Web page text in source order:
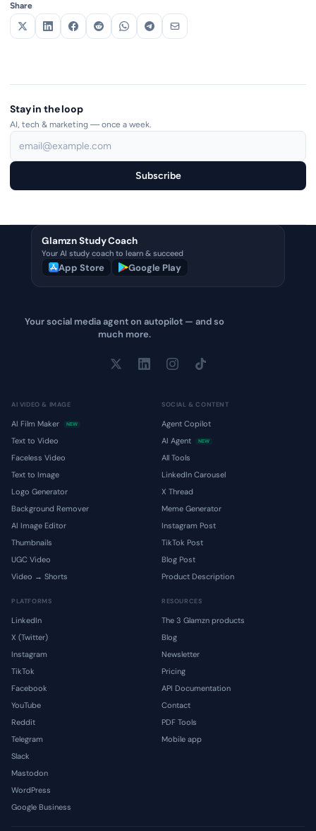
Share
Stay in the loop
AI, tech & marketing — once a week.
Subscribe
Glamzn Study Coach
Your AI study coach to learn & succeed
App Store Google Play
Your social media agent on autopilot — and so
much more.
AI VIDEO & IMAGE
AI Film Maker NEW
Text to Video
Faceless Video
Text to Image
Logo Generator
Background Remover
AI Image Editor
Thumbnails
UGC Video
Video → Shorts
SOCIAL & CONTENT
Agent Copilot
AI Agent
NEW
All Tools
LinkedIn Carousel
X Thread
Meme Generator
Instagram Post
TikTok Post
Blog Post
Product Description
PLATFORMS
LinkedIn
X (Twitter)
Instagram
TikTok
Facebook
YouTube
Reddit
Telegram
Slack
Mastodon
WordPress
Google Business
RESOURCES
The 3 Glamzn products
Blog
Newsletter
Pricing
API Documentation
Contact
PDF Tools
Mobile app